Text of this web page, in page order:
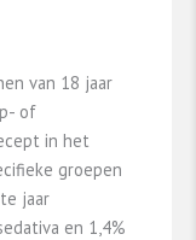
van 18 jaar
of
in het
groepen
jaar
en 1,4%